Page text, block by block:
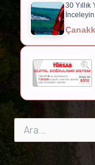
30 Yıllık
for: